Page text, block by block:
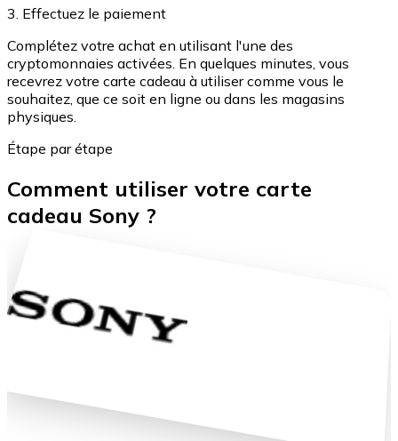
3. Effectuez le paiement
Complétez votre achat en utilisant l'une des
cryptomonnaies activées. En quelques minutes, vous
recevrez votre carte cadeau à utiliser comme vous le
souhaitez, que ce soit en ligne ou dans les magasins
physiques.
Étape par étape
Comment utiliser votre carte
cadeau Sony ?